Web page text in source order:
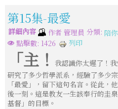
第15集-最愛
詳細內容 作者 管理員 分類: 陪
點擊數: 1426
列印
「主！
我認識你太遲了！
研究了多少哲學派系，經驗了多少
「最愛」，留下這句名言。從此，
後一刻。這是教友一生該奉行的圭
基督」的目標。